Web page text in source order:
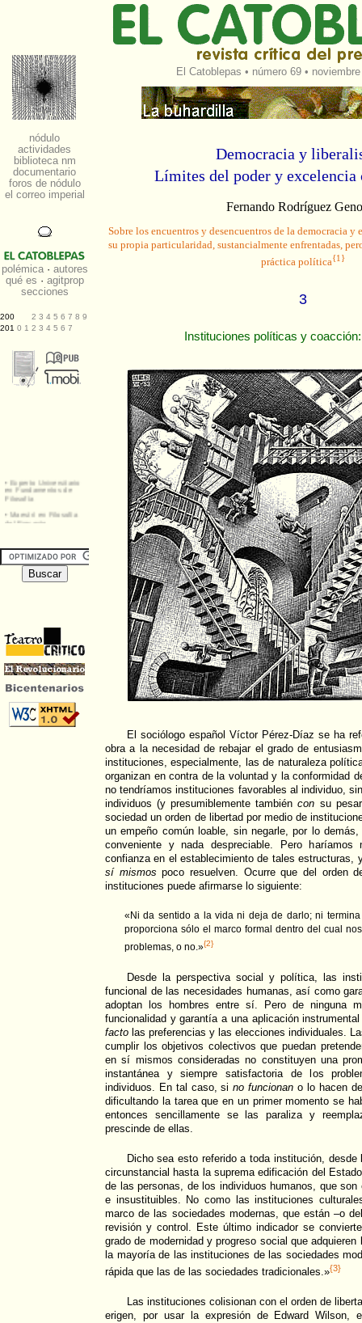
El Catoblepas • número 69 •
Democracia y
Límites del poder y excelencia
Fernando Rodríguez
Sobre los encuentros y desencuentros de la democracia
su propia particularidad, sustancialmente enfrentadas,
práctica política{1}
3
Instituciones políticas y
El sociólogo español Víctor Pérez-Díaz se ha
obra a la necesidad de rebajar el grado de
instituciones, especialmente, las de naturaleza
organizan en contra de la voluntad y la conformidad
no tendríamos instituciones favorables al individuo,
individuos (y presumiblemente tambiéncon su
sociedad un orden de libertad por medio de
un empeño común loable, sin negarle, por lo
conveniente y nada despreciable. Pero
confianza en el establecimiento de tales estructuras,
sí mismos poco resuelven. Ocurre que del orden
instituciones puede afirmarse lo siguiente:
«Ni da sentido a la vida ni deja de darlo; ni
proporciona sólo el marco formal dentro del cual
problemas, o no.»{2}
Desde la perspectiva social y política, las
funcional de las necesidades humanas, así como
adoptan los hombres entre sí. Pero de ninguna
funcionalidad y garantía a una aplicación
facto las preferencias y las elecciones individuales.
cumplir los objetivos colectivos que puedan
en sí mismos consideradas no constituyen una
instantánea y siempre satisfactoria de los
individuos. En tal caso, sino funcionan o lo hacen
dificultando la tarea que en un primer momento se
entonces sencillamente se las paraliza y
prescinde de ellas.
Dicho sea esto referido a toda institución,
circunstancial hasta la suprema edificación del
de las personas, de los individuos humanos, que
e insustituibles. No como las instituciones
marco de las sociedades modernas, que están –o
revisión y control. Este último indicador se
grado de modernidad y progreso social que
la mayoría de las instituciones de las sociedades
rápida que las de las sociedades tradicionales.»{3}
Las instituciones colisionan con el orden de
erigen, por usar la expresión de Edward Wilson,